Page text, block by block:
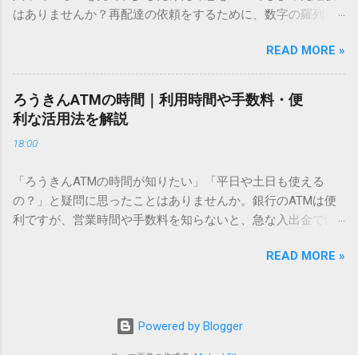
あるのでしょうか。その理由は、パソコンが文字を認識する
は、JIS規格（日本産業規格）によって「第1水準」「第2水
準」といった形で整理されています。しかし、人名や地名に
使われる非常に古い漢字（旧字）や、特定の組織だけで作ら
れた「外字」は、この一般的な変換リストに含まれていない
ン上のすべての文字には、いわば「住所」のような番号が割
り振られています。変換候補に出ない文字でも、この住所
（コード）を直接指定すれば、確実に呼び出すことができる
のです。 2. Windows標準機能！文字コードで漢字を出す「16
進数入力」 最も汎用性が高く、特別なソフトも不要なのが
20BB7）」を把握する。 入力モードを「半角」にする（※重
はありませんか？再配達の依頼をするために、数字の羅列を
ことに申し訳なさを感じたりすることもあるかもしれませ
ん。 「もっとスムーズに、自分のタイミングで受け取りた
い」 「わざわざ電話をかけずに、スマホ一つで完結させた
い」 そんな願いを叶えてくれるのが、佐川急便の会員制サー
ビス「スマートクラブ」と、LINEや公式アプリの連携です。
これらを活用するだけで、再配達のストレスは驚くほど軽く
受け取り術と、連携による具体的なメリットを徹底解説しま
す。 佐川急便の再配達が劇的に変わる「スマートクラブ」と
は？ まず押さえておきたいのが、佐川急便の個人向け無料会
況をリアルタイムで管理するための基盤となるサービスで
が飛躍的に向上しています。登録を済ませておくだけで、荷
READ MORE »
ろうきんATMの時間｜利用時間や手数料・便
利な活用法を解説
18:00
「ろうきんATMの時間が知りたい」「平日や土日も使える
の？」と疑問に思ったことはありませんか。銀行のATMは便
利ですが、営業時間や手数料を知らないと、急な入出金で困
ATM営業時間や利用の注意点、便利な活用法 を詳しく解説し
です。 1-1. 店舗内ATM 平日：9:00〜17:00 土曜・日曜・祝
日：休止（※一部店舗では土曜日のみ利用可能） 店舗内ATM
READ MORE »
Powered by Blogger